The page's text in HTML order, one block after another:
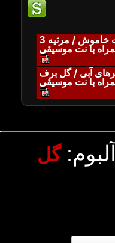
خاموش / مرثیه 3
با نت موسیقی
آبی / گل برف
با نت موسیقی
گل